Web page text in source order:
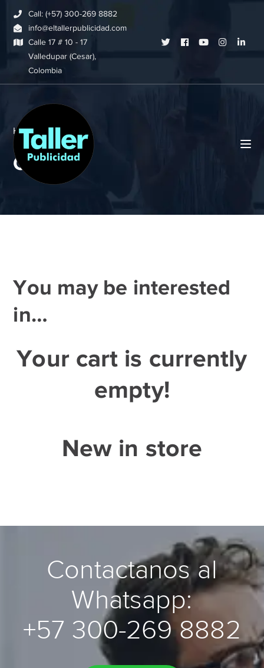
Call: (+57) 300-269 8882
info@eltallerpublicidad.com
Calle 17 # 10 - 17
Valledupar (Cesar),
Colombia
TwitterFacebook
YoutubeInstagram
Home Cart
Cart
You may be interested
in…
Your cart is currently
empty!
New in store
Contactanos al
Whatsapp:
+57 300-269 8882